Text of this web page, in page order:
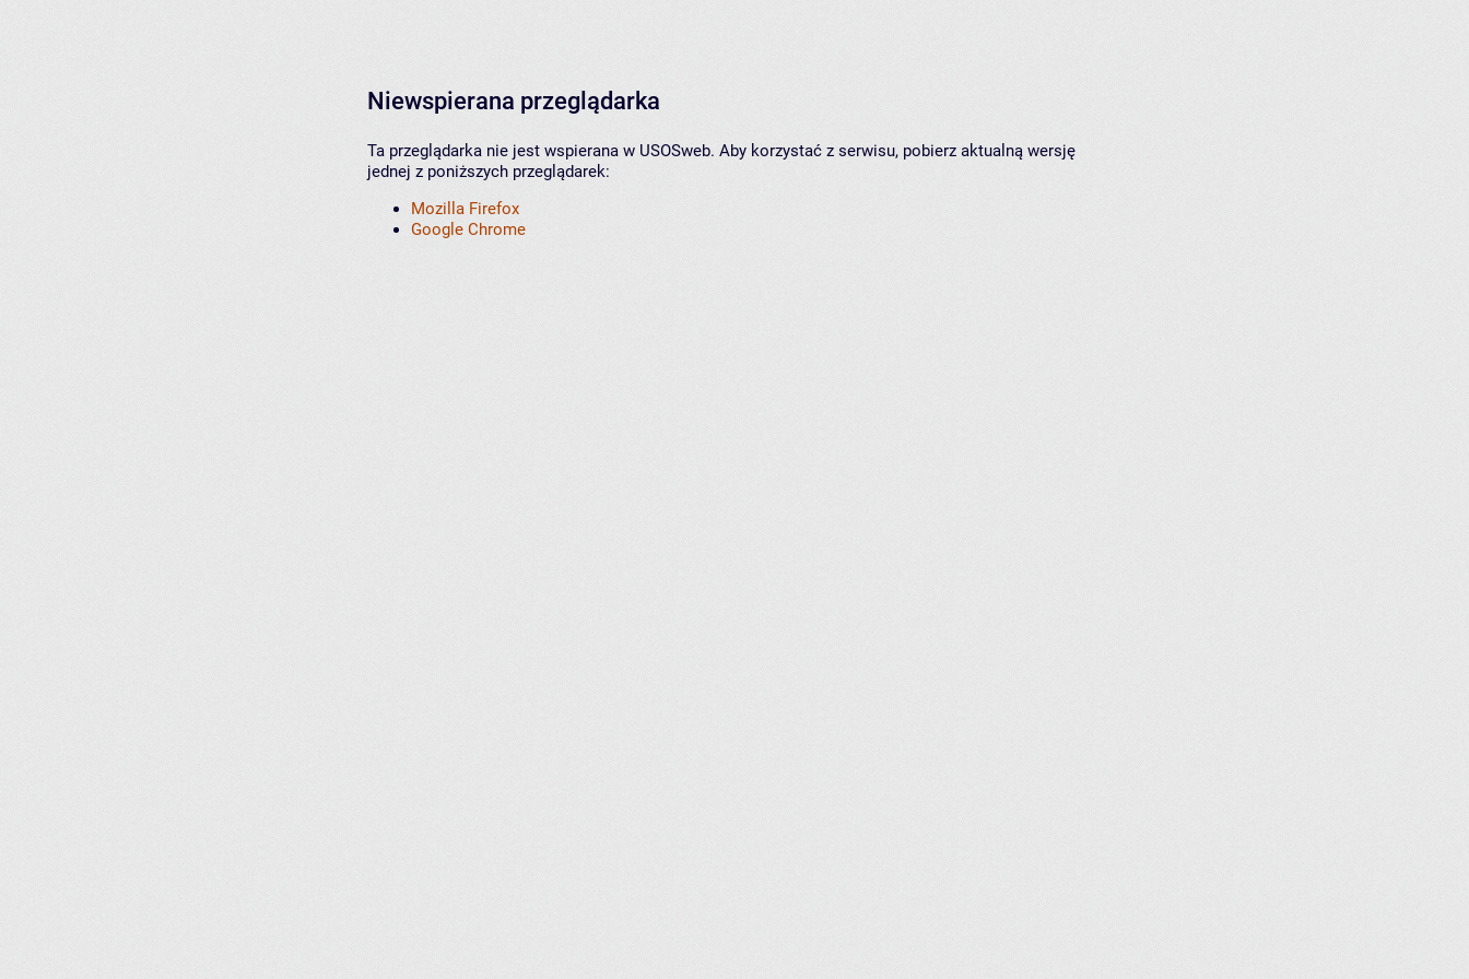
Niewspierana przeglądarka
Ta przeglądarka nie jest wspierana w USOSweb. Aby korzystać z serwisu, pobierz aktualną wersję
jednej z poniższych przeglądarek:
Mozilla Firefox
Google Chrome